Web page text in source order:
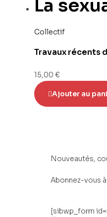
La
Collectif
Travaux récents
15,00 €
Ajouter au
Nouveautés,
Abonnez-vous
[sibwp_form